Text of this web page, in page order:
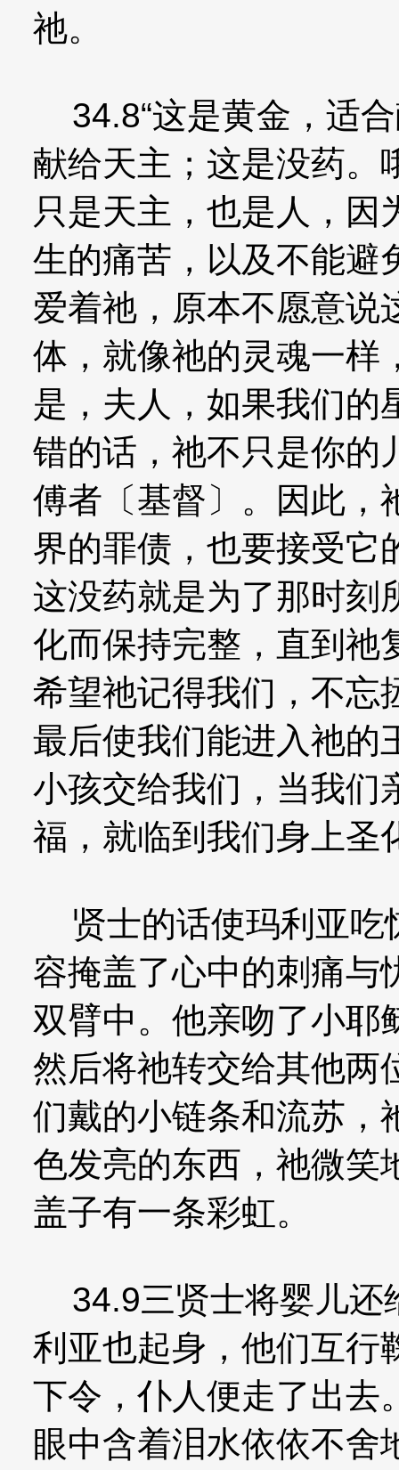
祂。
34.8“这是黄金，适
献给天主；这是没药。
只是天主，也是人，因
生的痛苦，以及不能避
爱着祂，原本不愿意说
体，就像祂的灵魂一样
是，夫人，如果我们的
错的话，祂不只是你的
傅者〔基督〕。因此，
界的罪债，也要接受它
这没药就是为了那时刻
化而保持完整，直到祂
希望祂记得我们，不忘
最后使我们能进入祂的
小孩交给我们，当我们
福，就临到我们身上圣
贤士的话使玛利亚吃
容掩盖了心中的刺痛与
双臂中。他亲吻了小耶
然后将祂转交给其他两
们戴的小链条和流苏，
色发亮的东西，祂微笑
盖子有一条彩虹。
34.9三贤士将婴儿还
利亚也起身，他们互行
下令，仆人便走了出去
眼中含着泪水依依不舍